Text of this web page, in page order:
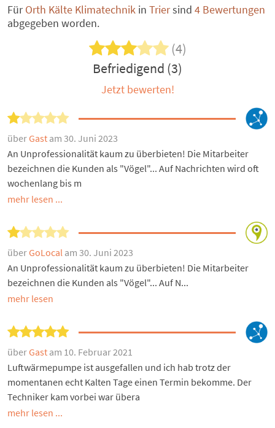
FürOrth Kälte Klimatechnik in Triersind 4 Bewertungen
abgegeben worden.
(4)
Befriedigend (3)
Jetzt bewerten!
überGast am 30. Juni 2023
An Unprofessionalität kaum zu überbieten! Die Mitarbeiter
bezeichnen die Kunden als "Vögel"... Auf Nachrichten wird oft
wochenlang bis m
mehr lesen ...
überGoLocal am 30. Juni 2023
An Unprofessionalität kaum zu überbieten! Die Mitarbeiter
bezeichnen die Kunden als "Vögel"... Auf N...
mehr lesen
überGast am 10. Februar 2021
Luftwärmepumpe ist ausgefallen und ich hab trotz der
momentanen echt Kalten Tage einen Termin bekomme. Der
Techniker kam vorbei war übera
mehr lesen ...